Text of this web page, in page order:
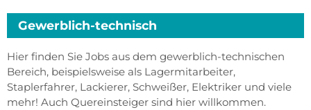
Gewerblich-technisch
Hier finden Sie Jobs aus dem gewerblich-technischen
Bereich, beispielsweise als Lagermitarbeiter,
Staplerfahrer, Lackierer, Schweißer, Elektriker und viele
mehr! Auch Quereinsteiger sind hier willkommen.